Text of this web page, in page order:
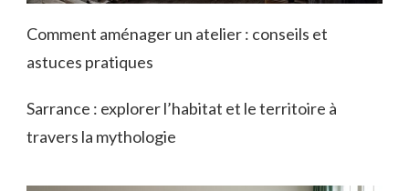
Comment aménager un atelier : conseils et
astuces pratiques
Sarrance : explorer l’habitat et le territoire à
travers la mythologie